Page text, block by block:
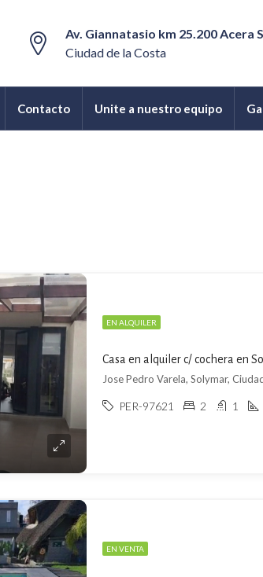
Av. Giannatasio km 25.200 Acera
Ciudad de la Costa
Contacto Unite a nuestro equipo
EN ALQUILER
Casa en alquiler c/ cochera en
Jose Pedro Varela, Solymar,
PER-97621 2 1
EN VENTA